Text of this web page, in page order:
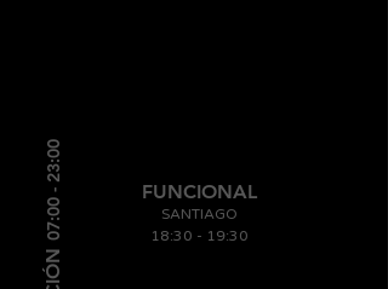
FUNCIONAL
SANTIAGO
18:30 - 19:30
07:00 - 23:00